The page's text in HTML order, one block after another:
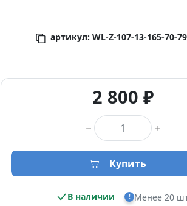
артикул: WL-Z-107-13-165-70-
2 800 ₽
Количество
Купить
В наличии ! Менее 20